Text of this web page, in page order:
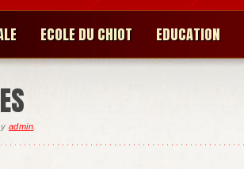
ECOLE DU CHIOT EDUCATION
admin